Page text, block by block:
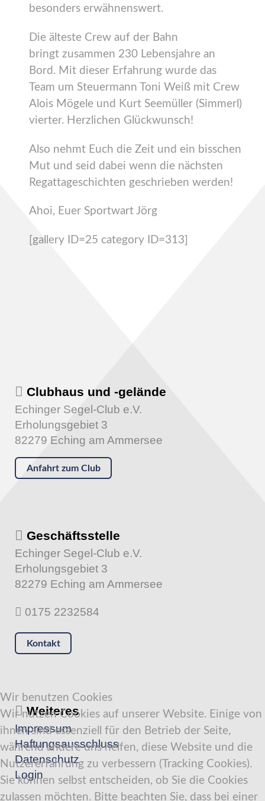
besonders erwähnenswert.
Die älteste Crew auf der Bahn
bringt zusammen 230 Lebensjahre an
Bord. Mit dieser Erfahrung wurde das
Team um Steuermann Toni Weiß mit Crew
Alois Mögele und Kurt Seemüller (Simmerl)
vierter. Herzlichen Glückwunsch!
Also nehmt Euch die Zeit und ein bisschen
Mut und seid dabei wenn die nächsten
Regattageschichten geschrieben werden!
Ahoi, Euer Sportwart Jörg
[gallery ID=25 category ID=313]
Clubhaus und -gelände
Echinger Segel-Club e.V.
Erholungsgebiet 3
82279 Eching am Ammersee
Anfahrt zum Club
Geschäftsstelle
Echinger Segel-Club e.V.
Erholungsgebiet 3
82279 Eching am Ammersee
0175 2232584
Kontakt
Weiteres
Impressum
Haftungsausschluss
Datenschutz
Login
Wir benutzen Cookies
Wir nutzen Cookies auf unserer Website. Einige von
ihnen sind essenziell für den Betrieb der Seite,
während andere uns helfen, diese Website und die
Nutzererfahrung zu verbessern (Tracking Cookies).
Sie können selbst entscheiden, ob Sie die Cookies
zulassen möchten. Bitte beachten Sie, dass bei einer